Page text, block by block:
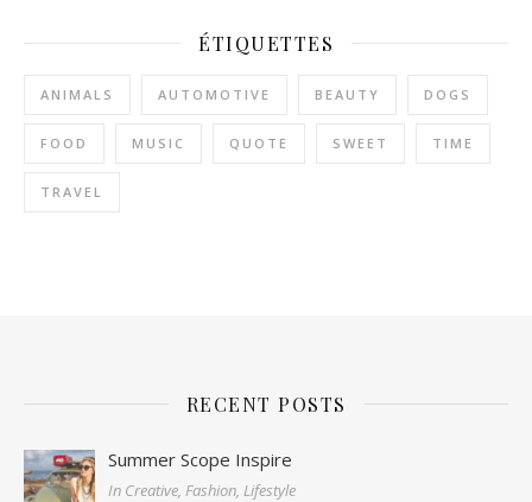
ÉTIQUETTES
ANIMALS AUTOMOTIVE BEAUTY DOGS
FOOD MUSIC QUOTE SWEET TIME
TRAVEL
RECENT POSTS
Summer Scope Inspire
In Creative, Fashion, Lifestyle